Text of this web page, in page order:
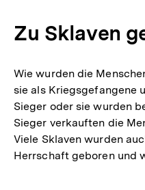
Zu Sklaven
Wie wurden die
sie als Kriegsgefangene
Sieger oder sie wurden
Sieger verkauften die
Viele Sklaven wurden
Herrschaft geboren und